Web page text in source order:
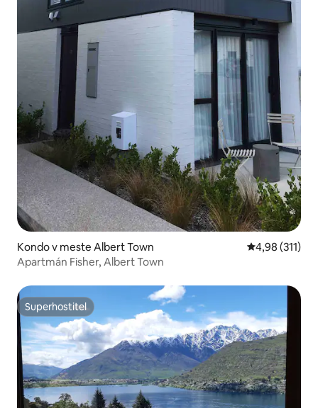
Kondo v meste Albert Town Priemerné
4,98 (311)
Apartmán Fisher, Albert Town
Superhostiteľ
Superhostiteľ